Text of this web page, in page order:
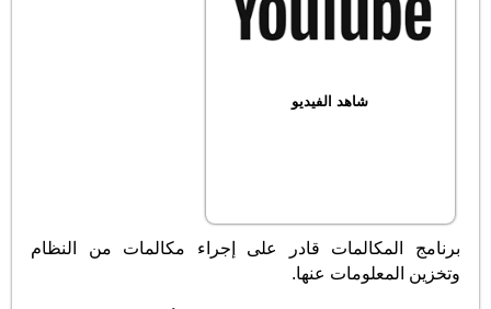
شاهد الفيديو
برنامج المكالمات قادر على إجراء مكالمات من النظام
وتخزين المعلومات عنها.